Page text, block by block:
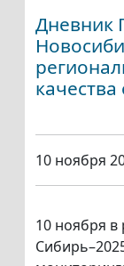
Дневник
10 ноября
10 ноября в